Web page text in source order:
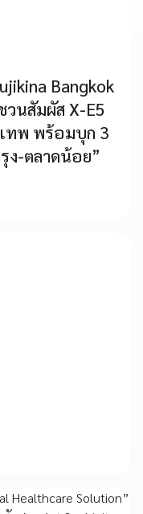
Bangkok
นสัมผัส X-E5
ทพ พร้อมบุก 3
ง-ตลาดน้อย”